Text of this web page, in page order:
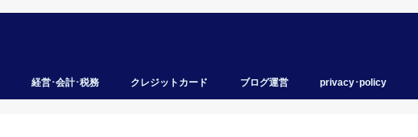
経営･会計･税務 クレジットカード ブログ運営 privacy･policy